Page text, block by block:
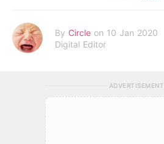
By Circle on 10 Jan 2020
Digital Editor
ADVERTISEMENT